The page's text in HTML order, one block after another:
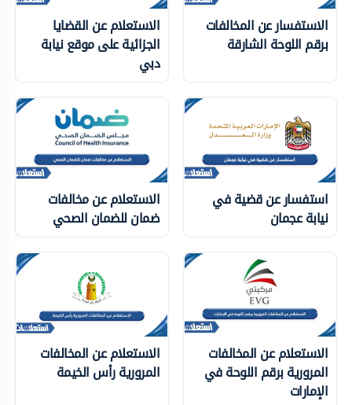
الاستفسار عن المخالفات
برقم اللوحة الشارقة
الاستعلام عن القضايا
الجزائية على موقع نيابة
دبي
استفسار عن قضية في
نيابة عجمان
الاستعلام عن مخالفات
ضمان للضمان الصحي
الاستعلام عن المخالفات
المرورية برقم اللوحة في
الإمارات
الاستعلام عن المخالفات
المرورية رأس الخيمة